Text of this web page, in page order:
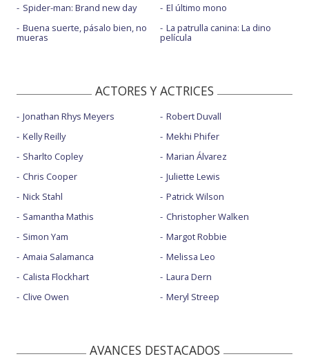
Spider-man: Brand new day
Buena suerte, pásalo bien, no
mueras
El último mono
La patrulla canina: La dino
película
ACTORES Y ACTRICES
Jonathan Rhys Meyers
Kelly Reilly
Sharlto Copley
Chris Cooper
Nick Stahl
Samantha Mathis
Simon Yam
Amaia Salamanca
Calista Flockhart
Clive Owen
Robert Duvall
Mekhi Phifer
Marian Álvarez
Juliette Lewis
Patrick Wilson
Christopher Walken
Margot Robbie
Melissa Leo
Laura Dern
Meryl Streep
AVANCES DESTACADOS